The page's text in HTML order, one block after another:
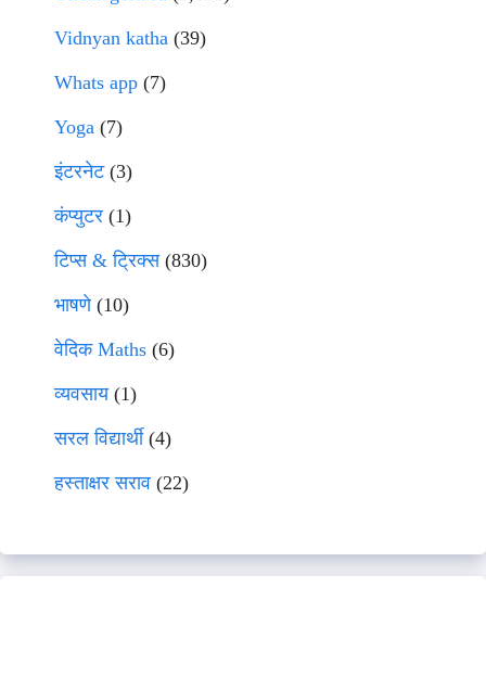
Vidnyan katha (39)
Whats app (7)
Yoga (7)
इंटरनेट(3)
कंप्युटर (1)
टिप्स & ट्रिक्स(830)
भाषणे(10)
वेदिक Maths (6)
व्यवसाय(1)
सरल विद्यार्थी(4)
हस्ताक्षर सराव (22)